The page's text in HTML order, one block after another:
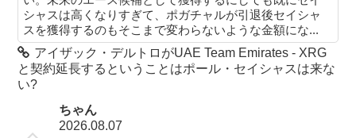
シャスは高くなりすぎて、ポガチャルが引退後セイシャ
スを獲得するのもそこまで変わらないような金額にな...
アイザック・デルトロがUAE Team Emirates - XRG
と契約延長するということはポール・セイシャスは来な
い?
ちゃん
2026.08.07